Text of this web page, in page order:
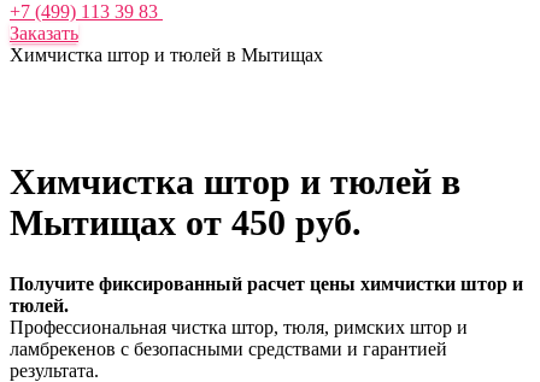
+7 (499) 113 39 83
Заказать
Химчистка штор и тюлей в Мытищах
Химчистка штор и тюлей в
Мытищах от 450 руб.
Получите фиксированный расчет цены химчистки штор и
тюлей.
Профессиональная чистка штор, тюля, римских штор и
ламбрекенов с безопасными средствами и гарантией
результата.